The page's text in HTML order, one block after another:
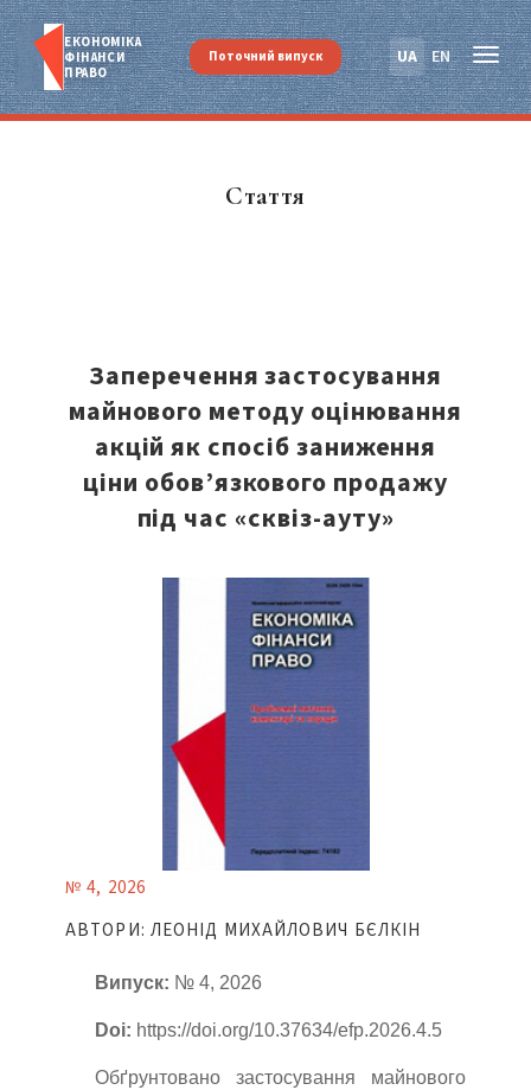
ЕКОНОМІКА
ФІНАНСИ
ПРАВО
UA EN
Поточний випуск
Стаття
Заперечення застосування
майнового методу оцінювання
акцій як спосіб заниження
ціни обов’язкового продажу
під час «сквіз-ауту»
№ 4, 2026
АВТОРИ: ЛЕОНІД МИХАЙЛОВИЧ БЄЛКІН
Випуск: № 4, 2026
Doi: https://doi.org/10.37634/efp.2026.4.5
Обґрунтовано застосування майнового